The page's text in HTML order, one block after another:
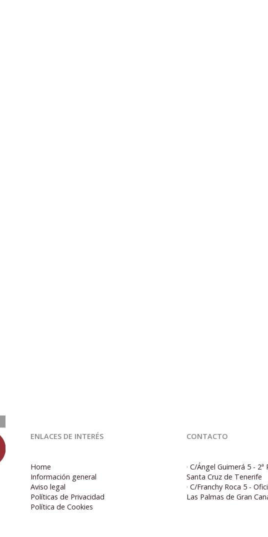
ENLACES DE INTERÉS
Home
Información general
Aviso legal
Políticas de Privacidad
Política de Cookies
CONTACTO
· C/Ángel Guimerá 5 - 2ª
Santa Cruz de Tenerife
· C/Franchy Roca 5 -
Las Palmas de Gran